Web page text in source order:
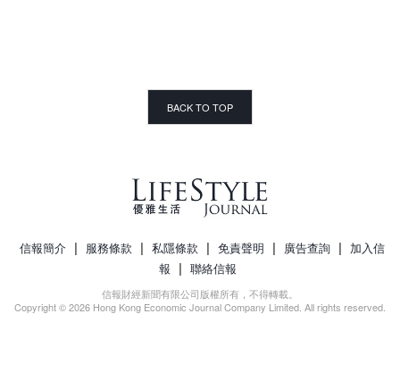
BACK TO TOP
信報簡介 | 服務條款 | 私隱條款 | 免責聲明 | 廣告查詢 | 加入信
報 | 聯絡信報
信報財經新聞有限公司版權所有，不得轉載。
Copyright © 2026 Hong Kong Economic Journal Company Limited. All rights reserved.